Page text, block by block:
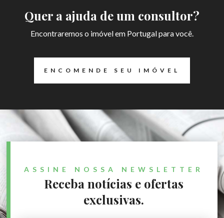
Quer a ajuda de um consultor?
Encontraremos o imóvel em Portugal para você.
ENCOMENDE SEU IMÓVEL
ASSINE NOSSA NEWSLETTER
Receba notícias e ofertas
exclusivas.